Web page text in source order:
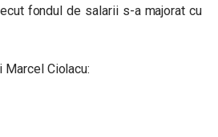
fondul de salarii s-a majorat cu
Marcel Ciolacu: